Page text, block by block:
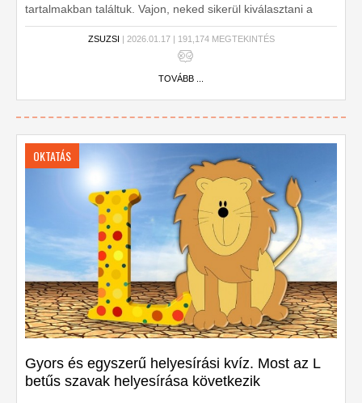
tartalmakban találtuk. Vajon, neked sikerül kiválasztani a
helyes választ?
ZSUZSI | 2026.01.17 | 191,174 MEGTEKINTÉS
TOVÁBB ...
OKTATÁS
Gyors és egyszerű helyesírási kvíz. Most az L
betűs szavak helyesírása következik